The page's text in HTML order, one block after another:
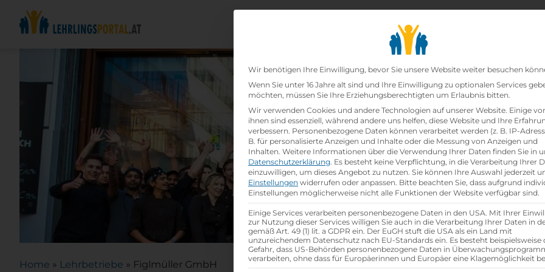
Lehrbetriebesearch
Home » Lehrbetriebe » Figlmüller GmbH
Datenschutz-
Wir benötigen Ihre Einwilligung, bevor Sie unsere Website weiter besuchen
Wenn Sie unter 16 Jahre alt sind und Ihre Einwilligung zu optionalen Services
möchten, müssen Sie Ihre Erziehungsberechtigten um Erlaubnis bitten.
Wir verwenden Cookies und andere Technologien auf unserer Website. Einige
ihnen sind essenziell, während andere uns helfen, diese Website und Ihre
verbessern. Personenbezogene Daten können verarbeitet werden (z. B. IP-
B. für personalisierte Anzeigen und Inhalte oder die Messung von Anzeigen und
Inhalten. Weitere Informationen über die Verwendung Ihrer Daten finden Sie in
Datenschutzerklärung. Es besteht keine Verpflichtung, in die Verarbeitung Ihrer
einzuwilligen, um dieses Angebot zu nutzen. Sie können Ihre Auswahl jederzeit
Einstellungen widerrufen oder anpassen. Bitte beachten Sie, dass aufgrund
Einstellungen möglicherweise nicht alle Funktionen der Website verfügbar sind.
Einige Services verarbeiten personenbezogene Daten in den USA. Mit Ihrer
zur Nutzung dieser Services willigen Sie auch in die Verarbeitung Ihrer Daten in
gemäß Art. 49 (1) lit. a GDPR ein. Der EuGH stuft die USA als ein Land mit
unzureichendem Datenschutz nach EU-Standards ein. Es besteht beispielsweise
Gefahr, dass US-Behörden personenbezogene Daten in
verarbeiten, ohne dass für Europäerinnen und Europäer eine Klagemöglichkeit